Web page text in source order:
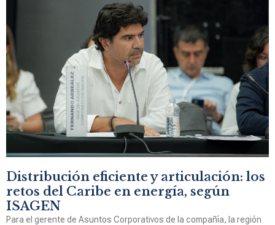
Distribución eficiente y articulación: los
retos del Caribe en energía, según
ISAGEN
Para el gerente de Asuntos Corporativos de la compañía, la región